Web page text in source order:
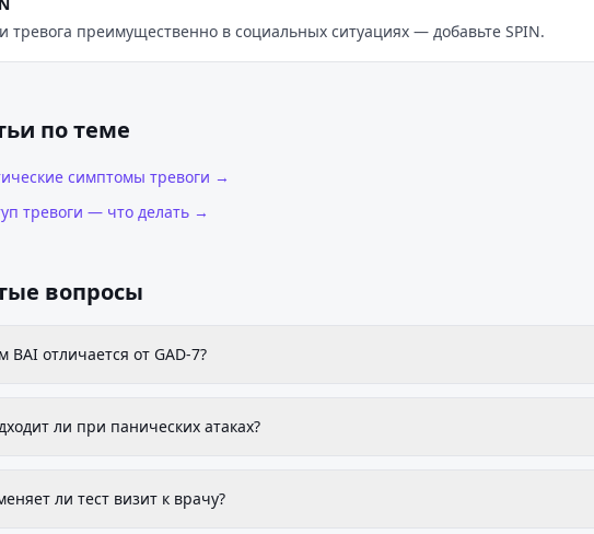
тревога преимущественно в социальных ситуациях — добавьте SPIN.
по теме
симптомы тревоги →
тревоги — что делать →
вопросы
BAI отличается от GAD-7?
ли при панических атаках?
ли тест визит к врачу?